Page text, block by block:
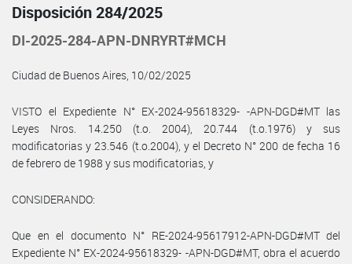
Disposición 284/2025
DI-2025-284-APN-DNRYRT#MCH
Ciudad de Buenos Aires, 10/02/2025
VISTO el Expediente N° EX-2024-95618329- -APN-DGD#MT las
Leyes Nros. 14.250 (t.o. 2004), 20.744 (t.o.1976) y sus
modificatorias y 23.546 (t.o.2004), y el Decreto N° 200 de fecha 16
de febrero de 1988 y sus modificatorias, y
CONSIDERANDO:
Que en el documento N° RE-2024-95617912-APN-DGD#MT del
Expediente N° EX-2024-95618329- -APN-DGD#MT, obra el acuerdo